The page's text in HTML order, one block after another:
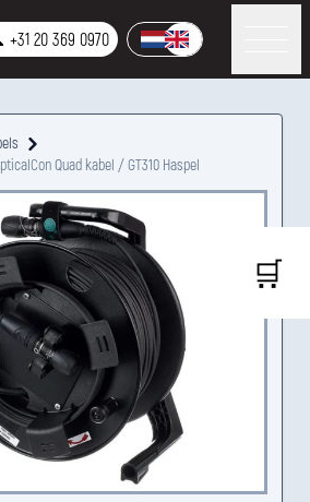
+31 20 369 0970
Quad kabel / GT310 Haspel
🛒